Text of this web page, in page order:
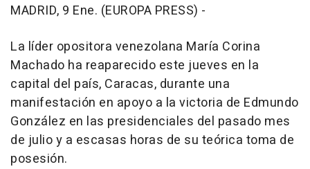
MADRID, 9 Ene. (EUROPA PRESS) -
La líder opositora venezolana María Corina
Machado ha reaparecido este jueves en la
capital del país, Caracas, durante una
manifestación en apoyo a la victoria de Edmundo
González en las presidenciales del pasado mes
de julio y a escasas horas de su teórica toma de
posesión.